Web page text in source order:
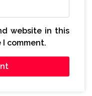
website in this
comment.